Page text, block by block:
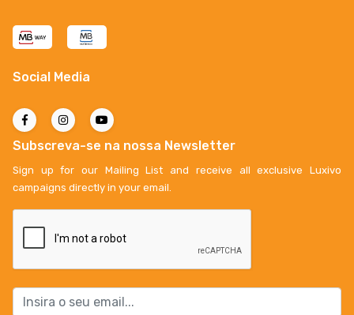
Social Media
Subscreva-se na nossa Newsletter
Sign up for our Mailing List and receive all exclusive Luxivo
campaigns directly in your email.